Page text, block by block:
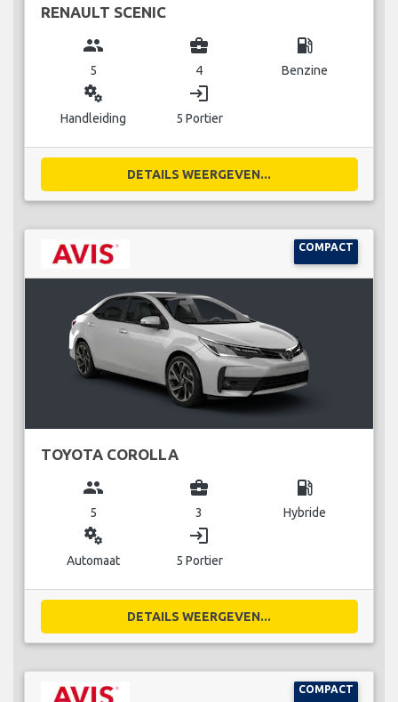
RENAULT SCENIC
group
5
business_center
4
local_gas_station
Benzine
miscellaneous_services
Handleiding
login
5 Portier
DETAILS WEERGEVEN...
COMPACT
TOYOTA COROLLA
group
5
business_center
3
local_gas_station
Hybride
miscellaneous_services
Automaat
login
5 Portier
DETAILS WEERGEVEN...
COMPACT